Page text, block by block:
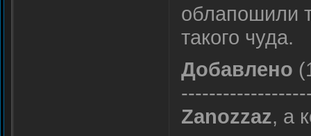
облапошили
такого чуда.
Добавлено
Zanozzaz, а